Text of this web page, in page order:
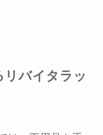
リバイタラッ